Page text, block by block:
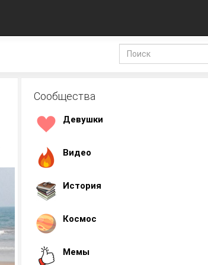
Сообщества
Девушки
Видео
История
Космос
Мемы